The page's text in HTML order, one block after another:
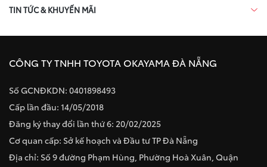
TIN TỨC & KHUYẾN MÃI
CÔNG TY TNHH TOYOTA OKAYAMA ĐÀ NẴNG
Số GCNĐKDN: 0401898493
Cấp lần đầu: 14/05/2018
Đăng ký thay đổi lần thứ 6: 20/02/2025
Cơ quan cấp: Sở kế hoạch và Đầu tư TP Đà Nẵng
Địa chỉ: Số 9 đường Phạm Hùng, Phường Hoà Xuân, Quận